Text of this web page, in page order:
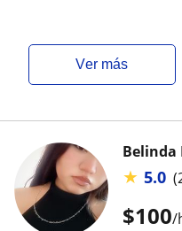
ver más
$100/
Belinda
★ 5.0